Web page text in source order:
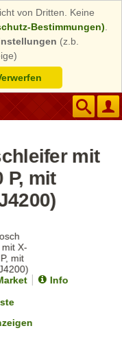
von Dritten. Keine
Bestimmungen)
(z.b.
mit
P, mit
Info